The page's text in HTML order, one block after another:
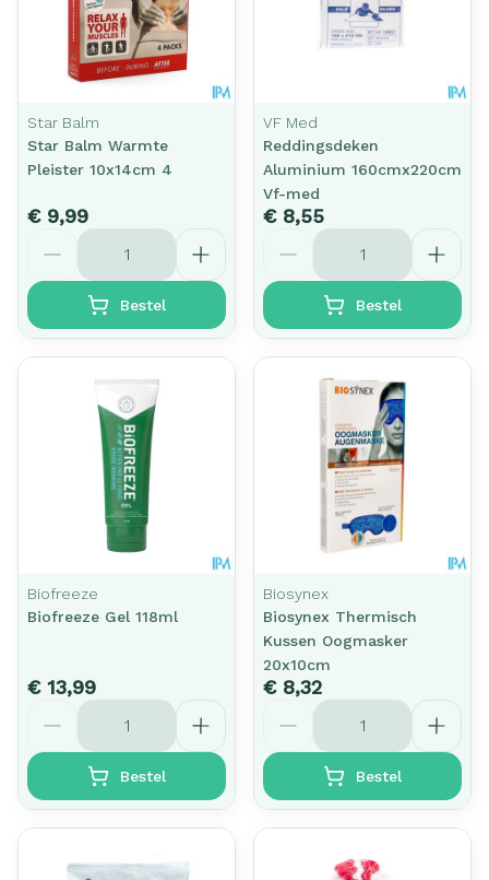
Star Balm
Star Balm Warmte
Pleister 10x14cm 4
€ 9,99
Aantal
Bestel
VF Med
Reddingsdeken
Aluminium 160cmx220cm
Vf-med
€ 8,55
Aantal
Bestel
Biofreeze
Biofreeze Gel 118ml
€ 13,99
Aantal
Bestel
Biosynex
Biosynex Thermisch
Kussen Oogmasker
20x10cm
€ 8,32
Aantal
Bestel